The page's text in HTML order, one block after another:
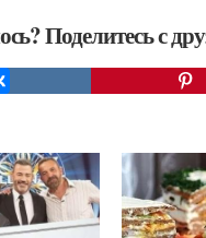
Поделитесь с